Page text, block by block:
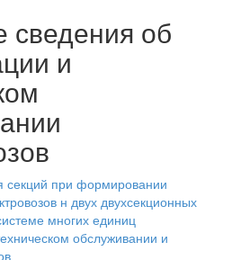
об
и
секций при формировании
н двух двухсекционных
многих единиц
обслуживании и